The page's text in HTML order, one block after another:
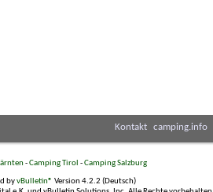
Kontakt camping.info
-Camping Tirol -Camping Salzburg
byvBulletin® Version 4.2.2 (Deutsch)